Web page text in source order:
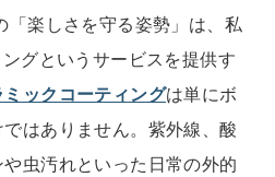
「楽しさを守る姿勢」は、私
グというサービスを提供す
ミックコーティングは単にボ
はありません。紫外線、酸
虫汚れといった日常の外的